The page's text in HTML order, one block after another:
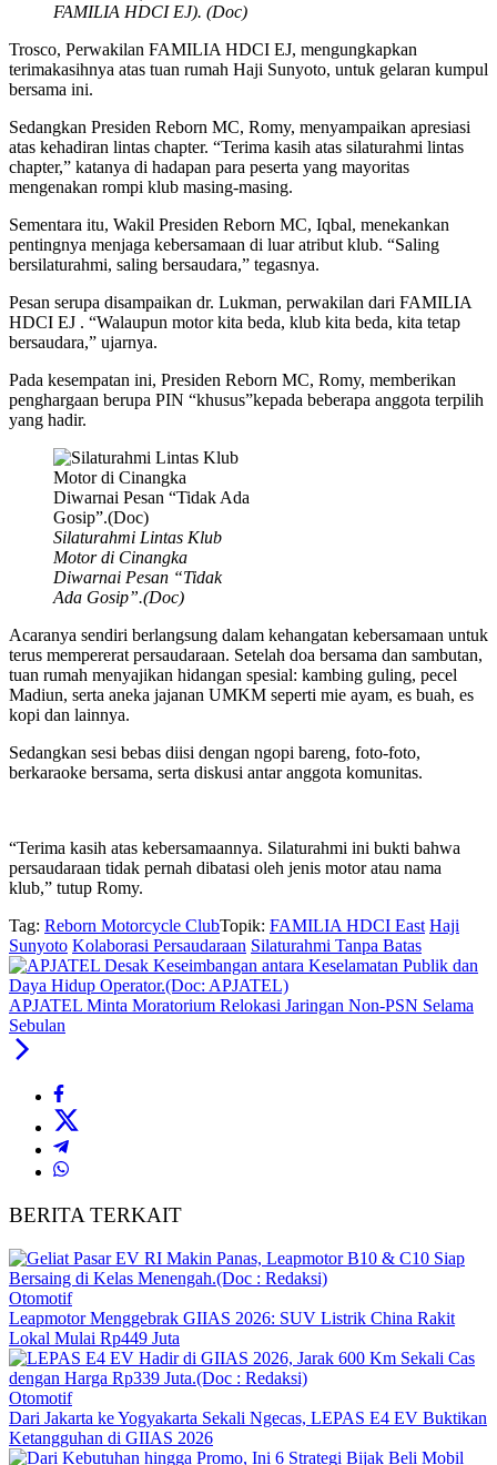
FAMILIA HDCI EJ). (Doc)
Trosco, Perwakilan FAMILIA HDCI EJ, mengungkapkan
terimakasihnya atas tuan rumah Haji Sunyoto, untuk gelaran kumpul
bersama ini.
Sedangkan Presiden Reborn MC, Romy, menyampaikan apresiasi
atas kehadiran lintas chapter. “Terima kasih atas silaturahmi lintas
chapter,” katanya di hadapan para peserta yang mayoritas
mengenakan rompi klub masing-masing.
Sementara itu, Wakil Presiden Reborn MC, Iqbal, menekankan
pentingnya menjaga kebersamaan di luar atribut klub. “Saling
bersilaturahmi, saling bersaudara,” tegasnya.
Pesan serupa disampaikan dr. Lukman, perwakilan dari FAMILIA
HDCI EJ . “Walaupun motor kita beda, klub kita beda, kita tetap
bersaudara,” ujarnya.
Pada kesempatan ini, Presiden Reborn MC, Romy, memberikan
penghargaan berupa PIN “khusus”kepada beberapa anggota terpilih
yang hadir.
Silaturahmi Lintas Klub
Motor di Cinangka
Diwarnai Pesan “Tidak
Ada Gosip”.(Doc)
Acaranya sendiri berlangsung dalam kehangatan kebersamaan untuk
terus mempererat persaudaraan. Setelah doa bersama dan sambutan,
tuan rumah menyajikan hidangan spesial: kambing guling, pecel
Madiun, serta aneka jajanan UMKM seperti mie ayam, es buah, es
kopi dan lainnya.
Sedangkan sesi bebas diisi dengan ngopi bareng, foto-foto,
berkaraoke bersama, serta diskusi antar anggota komunitas.
“Terima kasih atas kebersamaannya. Silaturahmi ini bukti bahwa
persaudaraan tidak pernah dibatasi oleh jenis motor atau nama
klub,” tutup Romy.
Tag: Reborn Motorcycle ClubTopik: FAMILIA HDCI East Haji
Sunyoto Kolaborasi Persaudaraan Silaturahmi Tanpa Batas
APJATEL Minta Moratorium Relokasi Jaringan Non-PSN Selama
Sebulan
BERITA TERKAIT
Otomotif
Leapmotor Menggebrak GIIAS 2026: SUV Listrik China Rakit
Lokal Mulai Rp449 Juta
Otomotif
Dari Jakarta ke Yogyakarta Sekali Ngecas, LEPAS E4 EV Buktikan
Ketangguhan di GIIAS 2026